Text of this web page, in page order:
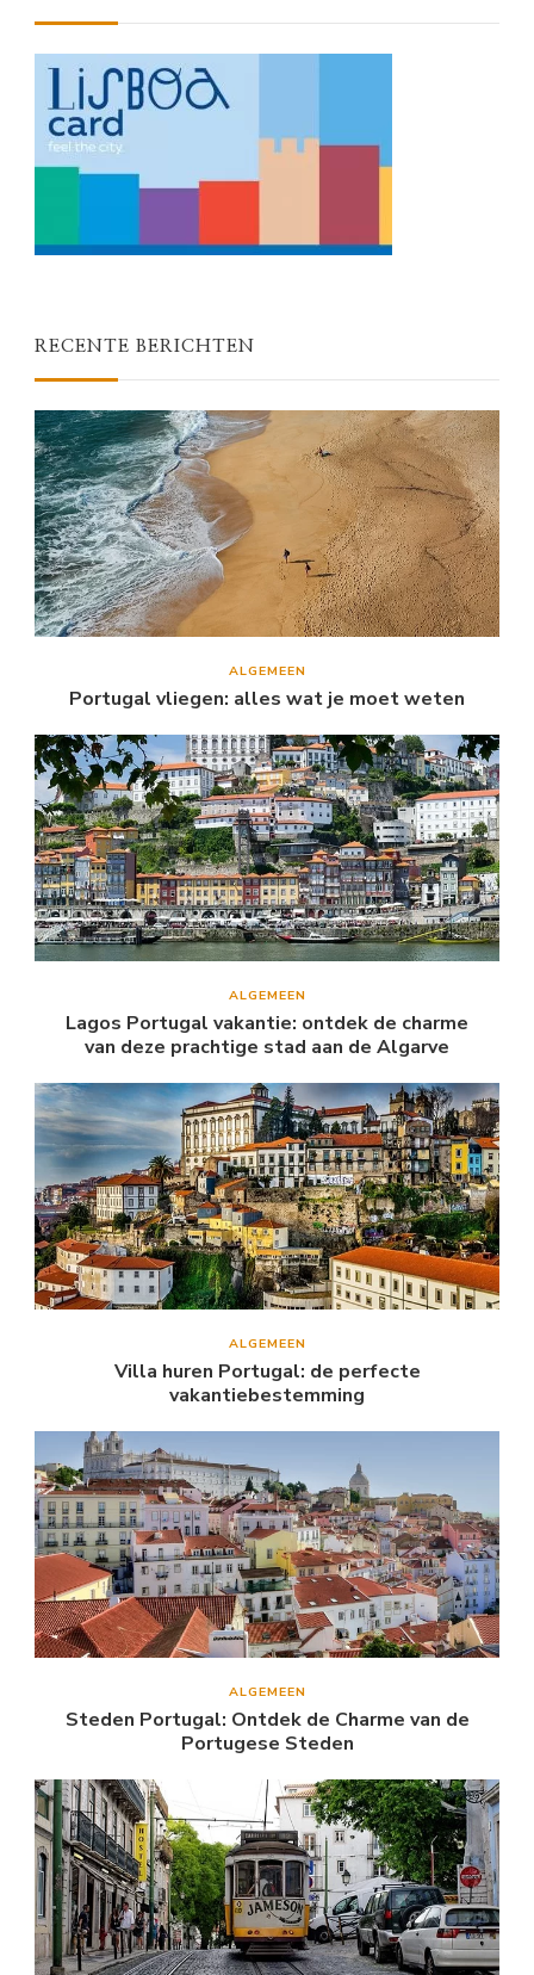
RECENTE BERICHTEN
ALGEMEEN
Portugal vliegen: alles wat je moet weten
ALGEMEEN
Lagos Portugal vakantie: ontdek de charme
van deze prachtige stad aan de Algarve
ALGEMEEN
Villa huren Portugal: de perfecte
vakantiebestemming
ALGEMEEN
Steden Portugal: Ontdek de Charme van de
Portugese Steden